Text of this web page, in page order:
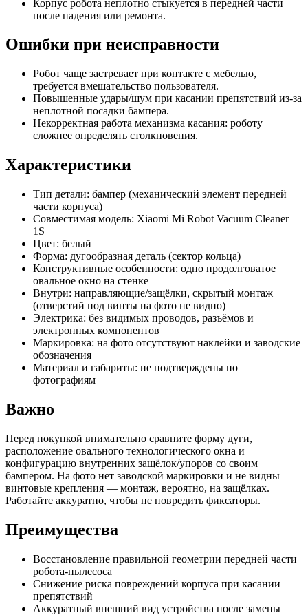
Корпус робота неплотно стыкуется в передней части
после падения или ремонта.
Ошибки при неисправности
Робот чаще застревает при контакте с мебелью,
требуется вмешательство пользователя.
Повышенные удары/шум при касании препятствий из-за
неплотной посадки бампера.
Некорректная работа механизма касания: роботу
сложнее определять столкновения.
Характеристики
Тип детали: бампер (механический элемент передней
части корпуса)
Совместимая модель: Xiaomi Mi Robot Vacuum Cleaner
1S
Цвет: белый
Форма: дугообразная деталь (сектор кольца)
Конструктивные особенности: одно продолговатое
овальное окно на стенке
Внутри: направляющие/защёлки, скрытый монтаж
(отверстий под винты на фото не видно)
Электрика: без видимых проводов, разъёмов и
электронных компонентов
Маркировка: на фото отсутствуют наклейки и заводские
обозначения
Материал и габариты: не подтверждены по
фотографиям
Важно
Перед покупкой внимательно сравните форму дуги,
расположение овального технологического окна и
конфигурацию внутренних защёлок/упоров со своим
бампером. На фото нет заводской маркировки и не видны
винтовые крепления — монтаж, вероятно, на защёлках.
Работайте аккуратно, чтобы не повредить фиксаторы.
Преимущества
Восстановление правильной геометрии передней части
робота-пылесоса
Снижение риска повреждений корпуса при касании
препятствий
Аккуратный внешний вид устройства после замены